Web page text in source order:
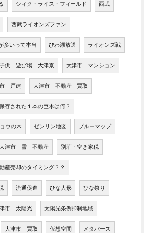
シィク・ライス・フィールド 西武
西武ライオンズファン
多いって本当 びわ湖放送 ライオンズ戦
子供 遊び場 大津京 大津市 マンション
戸建 大津市 不動産 買取
保存された１本の巨木は何？
ウの木 ゼンリン地図 ブルーマップ
大津市 雪 不動産 別荘・空き家税
産売却のタイミング？？
流通促進 ひな人形 ひな祭り
市 太陽光 太陽光条例抑制地域
大津市 買取 仮想空間 メタバース